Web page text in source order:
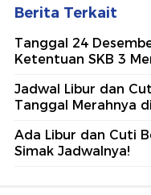
Berita Terkait
Tanggal 24
Ketentuan SKB 3
Jadwal Libur dan
Tanggal Merahnya
Ada Libur dan Cuti
Simak Jadwalnya!